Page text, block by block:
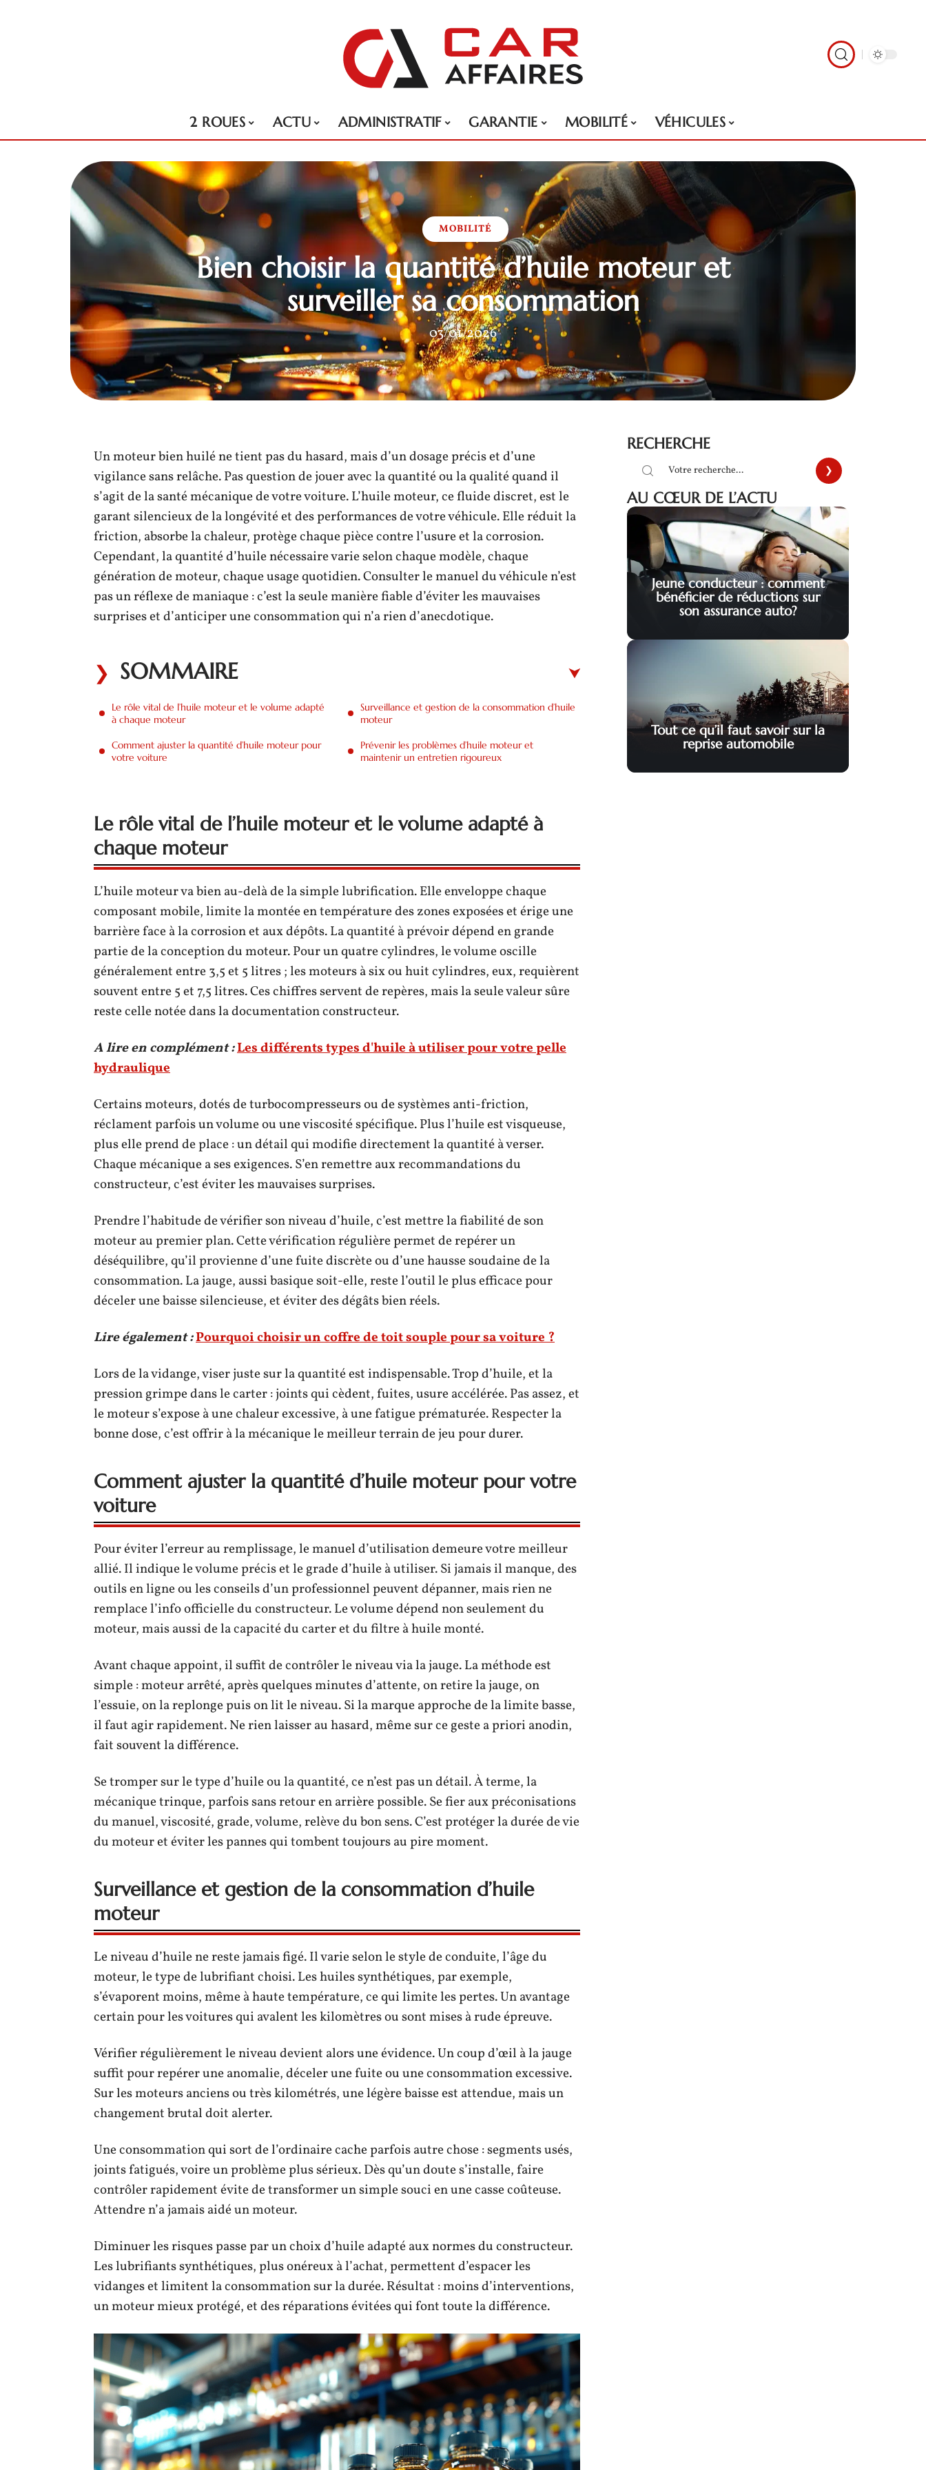
2 ROUES ACTU ADMINISTRATIF GARANTIE MOBILITÉ VÉHICULES
MOBILITÉ
Bien choisir la quantité d’huile moteur et
surveiller sa consommation
03/01/2026
Un moteur bien huilé ne tient pas du hasard, mais d’un dosage précis et d’une
vigilance sans relâche. Pas question de jouer avec la quantité ou la qualité quand il
s’agit de la santé mécanique de votre voiture. L’huile moteur, ce fluide discret, est le
garant silencieux de la longévité et des performances de votre véhicule. Elle réduit la
friction, absorbe la chaleur, protège chaque pièce contre l’usure et la corrosion.
Cependant, la quantité d’huile nécessaire varie selon chaque modèle, chaque
génération de moteur, chaque usage quotidien. Consulter le manuel du véhicule n’est
pas un réflexe de maniaque : c’est la seule manière fiable d’éviter les mauvaises
surprises et d’anticiper une consommation qui n’a rien d’anecdotique.
SOMMAIRE
Le rôle vital de l’huile moteur et le volume adapté
à chaque moteur
Comment ajuster la quantité d’huile moteur pour
votre voiture
Surveillance et gestion de la consommation d’huile
moteur
Prévenir les problèmes d’huile moteur et
maintenir un entretien rigoureux
Le rôle vital de l’huile moteur et le volume adapté à
chaque moteur
L’huile moteur va bien au-delà de la simple lubrification. Elle enveloppe chaque
composant mobile, limite la montée en température des zones exposées et érige une
barrière face à la corrosion et aux dépôts. La quantité à prévoir dépend en grande
partie de la conception du moteur. Pour un quatre cylindres, le volume oscille
généralement entre 3,5 et 5 litres ; les moteurs à six ou huit cylindres, eux, requièrent
souvent entre 5 et 7,5 litres. Ces chiffres servent de repères, mais la seule valeur sûre
reste celle notée dans la documentation constructeur.
A lire en complément :Les différents types d'huile à utiliser pour votre pelle
hydraulique
Certains moteurs, dotés de turbocompresseurs ou de systèmes anti-friction,
réclament parfois un volume ou une viscosité spécifique. Plus l’huile est visqueuse,
plus elle prend de place : un détail qui modifie directement la quantité à verser.
Chaque mécanique a ses exigences. S’en remettre aux recommandations du
constructeur, c’est éviter les mauvaises surprises.
Prendre l’habitude de vérifier son niveau d’huile, c’est mettre la fiabilité de son
moteur au premier plan. Cette vérification régulière permet de repérer un
déséquilibre, qu’il provienne d’une fuite discrète ou d’une hausse soudaine de la
consommation. La jauge, aussi basique soit-elle, reste l’outil le plus efficace pour
déceler une baisse silencieuse, et éviter des dégâts bien réels.
Lire également :Pourquoi choisir un coffre de toit souple pour sa voiture ?
Lors de la vidange, viser juste sur la quantité est indispensable. Trop d’huile, et la
pression grimpe dans le carter : joints qui cèdent, fuites, usure accélérée. Pas assez, et
le moteur s’expose à une chaleur excessive, à une fatigue prématurée. Respecter la
bonne dose, c’est offrir à la mécanique le meilleur terrain de jeu pour durer.
Comment ajuster la quantité d’huile moteur pour votre
voiture
Pour éviter l’erreur au remplissage, le manuel d’utilisation demeure votre meilleur
allié. Il indique le volume précis et le grade d’huile à utiliser. Si jamais il manque, des
outils en ligne ou les conseils d’un professionnel peuvent dépanner, mais rien ne
remplace l’info officielle du constructeur. Le volume dépend non seulement du
moteur, mais aussi de la capacité du carter et du filtre à huile monté.
Avant chaque appoint, il suffit de contrôler le niveau via la jauge. La méthode est
simple : moteur arrêté, après quelques minutes d’attente, on retire la jauge, on
l’essuie, on la replonge puis on lit le niveau. Si la marque approche de la limite basse,
il faut agir rapidement. Ne rien laisser au hasard, même sur ce geste a priori anodin,
fait souvent la différence.
Se tromper sur le type d’huile ou la quantité, ce n’est pas un détail. À terme, la
mécanique trinque, parfois sans retour en arrière possible. Se fier aux préconisations
du manuel, viscosité, grade, volume, relève du bon sens. C’est protéger la durée de vie
du moteur et éviter les pannes qui tombent toujours au pire moment.
Surveillance et gestion de la consommation d’huile
moteur
Le niveau d’huile ne reste jamais figé. Il varie selon le style de conduite, l’âge du
moteur, le type de lubrifiant choisi. Les huiles synthétiques, par exemple,
s’évaporent moins, même à haute température, ce qui limite les pertes. Un avantage
certain pour les voitures qui avalent les kilomètres ou sont mises à rude épreuve.
Vérifier régulièrement le niveau devient alors une évidence. Un coup d’œil à la jauge
suffit pour repérer une anomalie, déceler une fuite ou une consommation excessive.
Sur les moteurs anciens ou très kilométrés, une légère baisse est attendue, mais un
changement brutal doit alerter.
Une consommation qui sort de l’ordinaire cache parfois autre chose : segments usés,
joints fatigués, voire un problème plus sérieux. Dès qu’un doute s’installe, faire
contrôler rapidement évite de transformer un simple souci en une casse coûteuse.
Attendre n’a jamais aidé un moteur.
Diminuer les risques passe par un choix d’huile adapté aux normes du constructeur.
Les lubrifiants synthétiques, plus onéreux à l’achat, permettent d’espacer les
vidanges et limitent la consommation sur la durée. Résultat : moins d’interventions,
un moteur mieux protégé, et des réparations évitées qui font toute la différence.
RECHERCHE
AU CŒUR DE L’ACTU
Jeune conducteur : comment
bénéficier de réductions sur
son assurance auto?
Tout ce qu’il faut savoir sur la
reprise automobile